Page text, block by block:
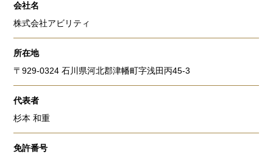
会社名
株式会社アビリティ
所在地
〒929-0324 石川県河北郡津幡町字浅田丙45-3
代表者
杉本 和重
免許番号